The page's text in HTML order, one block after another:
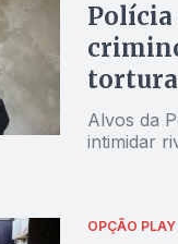
Polícia
Alvos da
intimidar
OPÇÃO PLAY